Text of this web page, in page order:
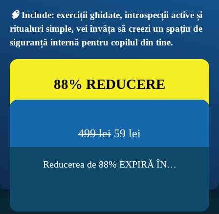
🧠 Include: exerciții ghidate, introspecții active și
ritualuri simple, vei învăța să creezi un spațiu de
siguranță internă pentru copilul din tine.
88% REDUCERE
499 lei 59 lei
Reducerea de 88% EXPIRĂ ÎN…